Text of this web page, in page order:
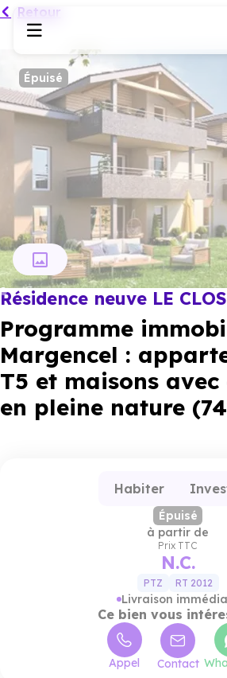
Programmes neufs
Habiter
Investir
Actualités
Ressources
Financer
Retour
Épuisé
Résidence neuve LE
Programme
Margencel :
T5 et maisons
en pleine nature
Habiter
Épuisé
à partir de
Prix TTC
N.C.
PTZ RT 2012
Livraison
Ce bien vous
Appel Contact